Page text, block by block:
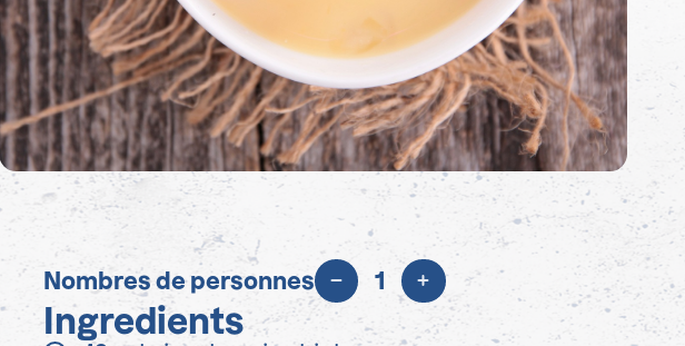
Nombres de personnes 1
Ingredients